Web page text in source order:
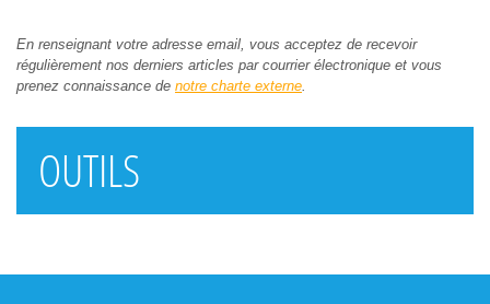
En renseignant votre adresse email, vous acceptez de recevoir
régulièrement nos derniers articles par courrier électronique et vous
prenez connaissance de notre charte externe.
OUTILS